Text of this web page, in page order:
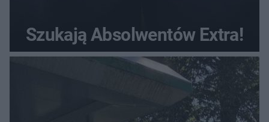
Szukają Absolwentów Extra!